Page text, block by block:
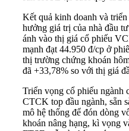
Kết quả kinh doanh và
hưởng giá trị của nhà đầu
ánh vào thị giá cổ phiếu
mạnh đạt 44.950 đ/cp ở
thị trường chứng khoán
đã +33,78% so với thị giá
Triển vọng cổ phiếu ngành
CTCK top đầu ngành, sẵn
mô hệ thống để đón dòng
khoán nâng hạng, kì vọng